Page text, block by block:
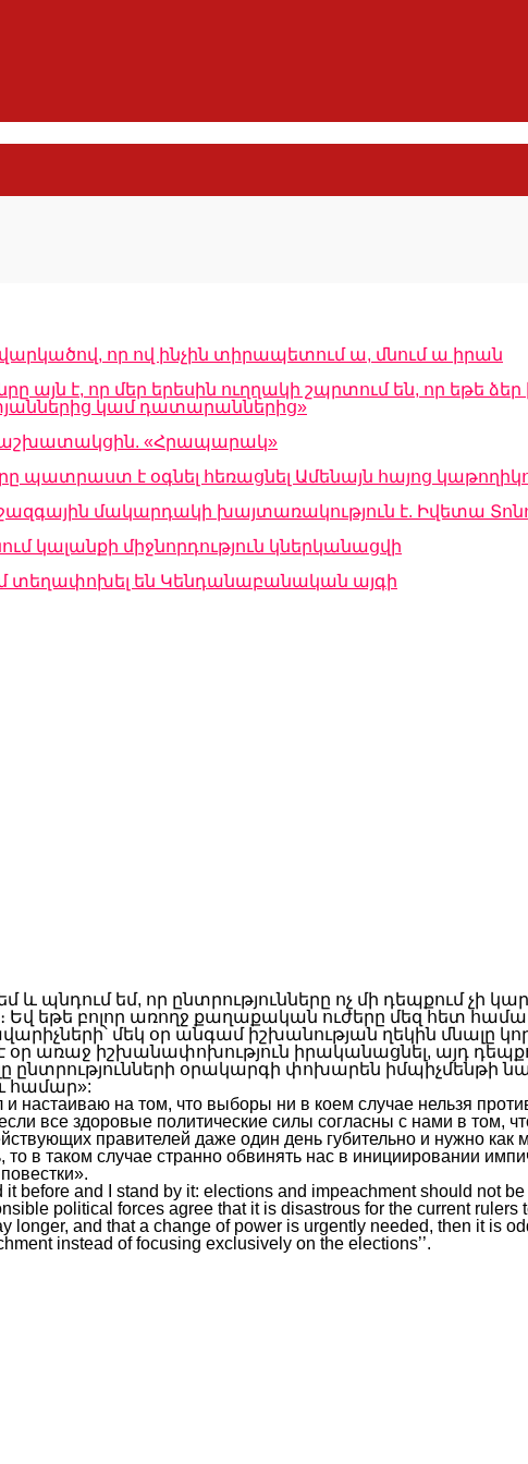
որ ով ինչին տիրապետում ա, մնում ա իրան
է, որ մեր երեսին ուղղակի շպրտում են, որ եթե ձեր
կամ դատարաններից»
աշխատակցին. «Հրապարակ»
պատրաստ է օգնել հեռացնել Ամենայն հայոց
մակարդակի խայտառակություն է. Իվետա
կալանքի միջնորդություն կներկանացվի
տեղափոխել են Կենդանաբանական այգի
և պնդում եմ, որ ընտրությունները ոչ մի դեպքում չի
Եվ եթե բոլոր առողջ քաղաքական ուժերը մեզ հետ
մեկ օր անգամ իշխանության ղեկին մնալը
օր առաջ իշխանափոխություն իրականացնել, այդ
ընտրությունների օրակարգի փոխարեն իմպիչմենթի
համար»:
настаиваю на том, что выборы ни в коем случае нельзя
все здоровые политические силы согласны с нами в том,
правителей даже один день губительно и нужно как
то в таком случае странно обвинять нас в инициировании
before and I stand by it: elections and impeachment should not
political forces agree that it is disastrous for the current rulers
longer, and that a change of power is urgently needed, then it is
instead of focusing exclusively on the elections’’.